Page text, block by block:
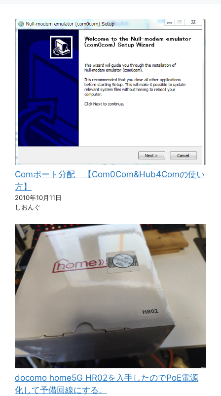
Comポート分配 【Com0Com&Hub4Comの使い
方】
2010年10月11日
しおんぐ
docomo home5G HR02を入手したのでPoE電源
化して予備回線にする。